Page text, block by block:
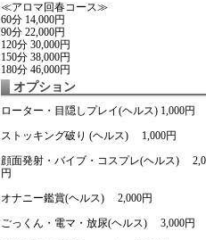
≪アロマ回春コース≫
60分 14,000円
90分 22,000円
120分 30,000円
150分 38,000円
180分 46,000円
オプション
ローター・目隠しプレイ(ヘルス) 1,000円
ストッキング破り (ヘルス) 1,000円
顔面発射・バイブ・コスプレ(ヘルス)
円
オナニー鑑賞(ヘルス) 2,000円
ごっくん・電マ・放尿(ヘルス) 3,000円